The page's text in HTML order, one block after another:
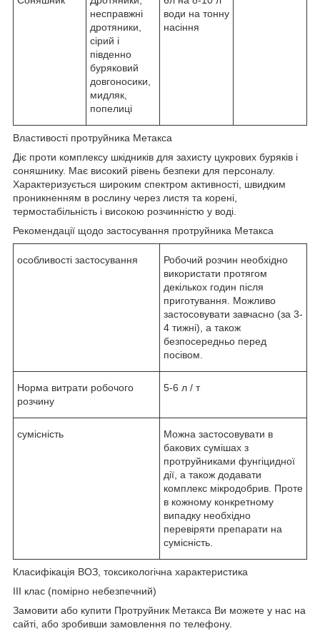
несправжні
дротяники,
сірий і
південно
буряковий
довгоносики,
мидляк,
попелиці
води на тонну
насіння
Властивості протруйника Метакса
Діє проти комплексу шкідників для захисту цукрових буряків і
соняшнику. Має високий рівень безпеки для персоналу.
Характеризується широким спектром активності, швидким
проникненням в рослину через листя та корені,
термостабільність і високою розчинністю у воді.
Рекомендації щодо застосування протруйника Метакса
особливості застосування
Робочий розчин необхідно
використати протягом
декількох годин після
приготування. Можливо
застосовувати завчасно (за 3-
4 тижні), a також
безпосередньо перед
посівом.
Норма витрати робочого
розчину
5-6 л / т
сумісність
Можна застосовувати в
бакових сумішах з
протруйниками фунгіцидної
дії, a також додавати
комплекс мікродобрив. Проте
в кожному конкретному
випадку необхідно
перевіряти препарати на
сумісність.
Класифікація ВОЗ, токсикологічна характеристика
III клас (помірно небезпечний)
Замовити або купити Протруйник Метакса Ви можете у нас на
сайті, або зробивши замовлення по телефону.